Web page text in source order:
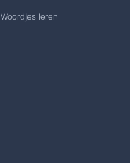
Woordjes leren